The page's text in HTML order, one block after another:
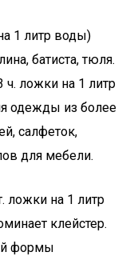
1 литр воды)
батиста, тюля.
ч. ложки на 1 литр
одежды из более
салфеток,
для мебели.
ложки на 1 литр
клейстер.
формы